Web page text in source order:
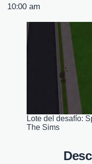
10:00 am
Lote del desafío:
The Sims